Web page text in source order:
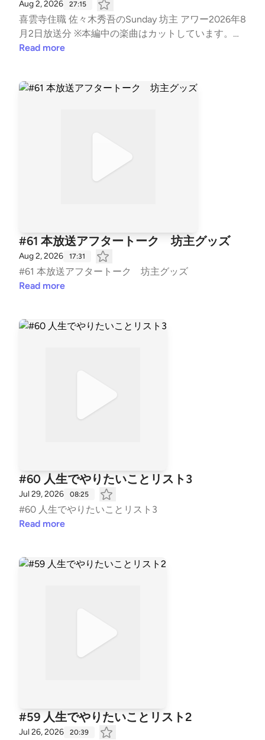
Aug 2, 2026 27:15
喜雲寺住職 佐々木秀吾のSunday 坊主 アワー2026年8
月2日放送分 ※本編中の楽曲はカットしています。予
めご了承ください。
Read more
#61 本放送アフタートーク 坊主グッズ
Aug 2, 2026 17:31
#61 本放送アフタートーク 坊主グッズ
Read more
#60 人生でやりたいことリスト3
Jul 29, 2026 08:25
#60 人生でやりたいことリスト3
Read more
#59 人生でやりたいことリスト2
Jul 26, 2026 20:39